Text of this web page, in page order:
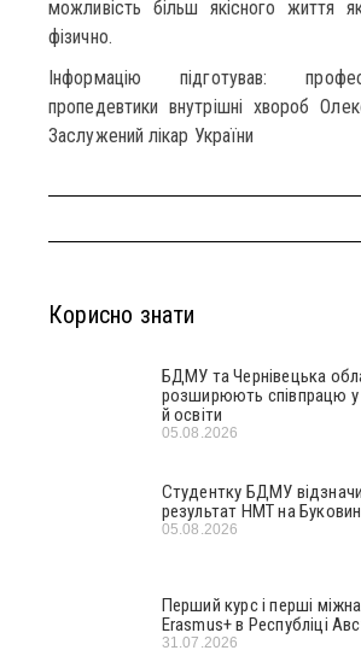
можливість більш якісного життя
фізично.
Інформацію підготував:
пропедевтики внутрішні хвороб
Заслужений лікар України
Корисно знати
БДМУ та Чернівецька
розширюють співпрацю у
й освіти
05.08.2026
Студентку БДМУ
результат НМТ на
05.08.2026
Перший курс і перші
Erasmus+ в Республіці
31.07.2026